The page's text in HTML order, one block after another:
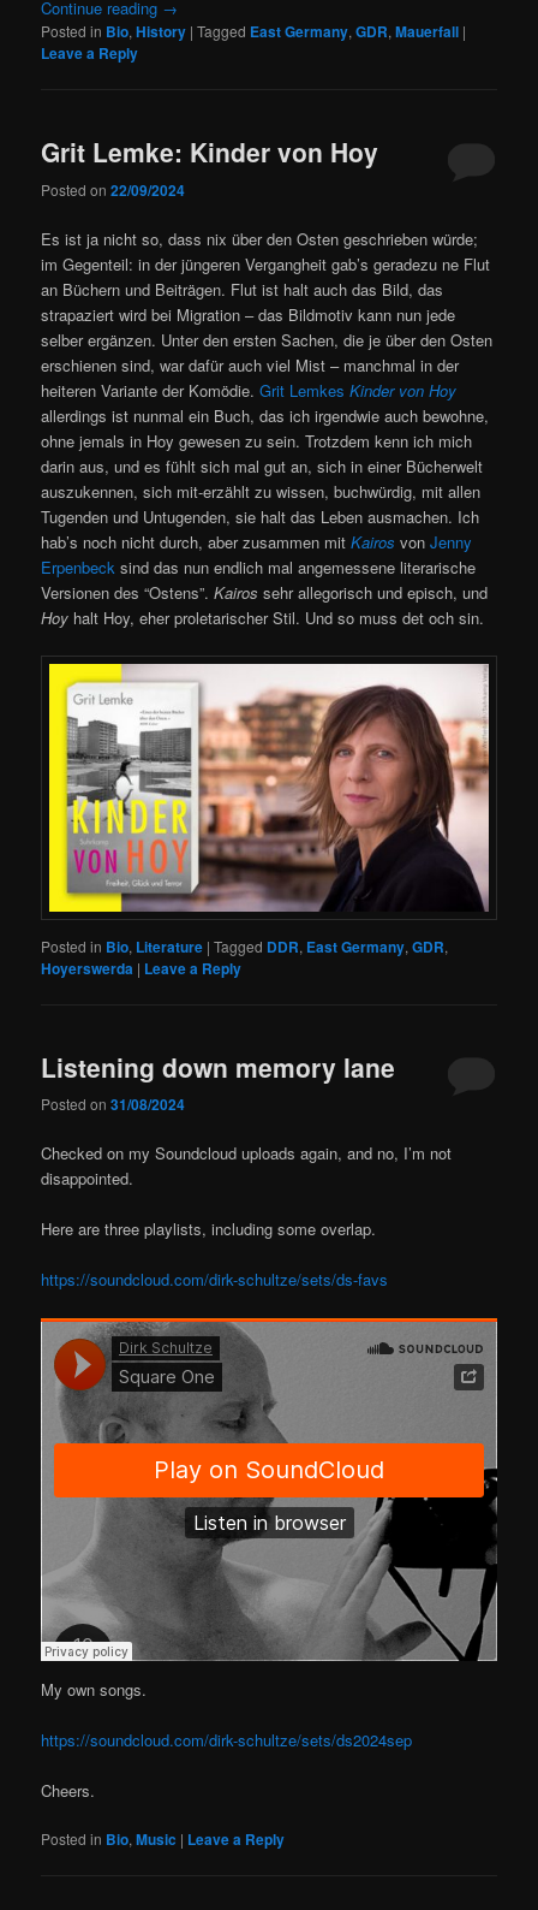
Continue reading →
Posted in Bio,History |Tagged East Germany,GDR,Mauerfall |
Leave a Reply
Grit Lemke: Kinder von Hoy
Posted on22/09/2024
Es ist ja nicht so, dass nix über den Osten geschrieben würde;
im Gegenteil: in der jüngeren Vergangheit gab’s geradezu ne Flut
an Büchern und Beiträgen. Flut ist halt auch das Bild, das
strapaziert wird bei Migration – das Bildmotiv kann nun jede
selber ergänzen. Unter den ersten Sachen, die je über den Osten
erschienen sind, war dafür auch viel Mist – manchmal in der
heiteren Variante der Komödie.Grit Lemkes Kinder von Hoy
allerdings ist nunmal ein Buch, das ich irgendwie auch bewohne,
ohne jemals in Hoy gewesen zu sein. Trotzdem kenn ich mich
darin aus, und es fühlt sich mal gut an, sich in einer Bücherwelt
auszukennen, sich mit-erzählt zu wissen, buchwürdig, mit allen
Tugenden und Untugenden, sie halt das Leben ausmachen. Ich
hab’s noch nicht durch, aber zusammen mitKairos vonJenny
Erpenbecksind das nun endlich mal angemessene literarische
Versionen des “Ostens”.Kairos sehr allegorisch und episch, und
Hoy halt Hoy, eher proletarischer Stil. Und so muss det och sin.
Posted in Bio, Literature |Tagged DDR, East Germany,GDR,
Hoyerswerda | Leave a Reply
Listening down memory lane
Posted on31/08/2024
Checked on my Soundcloud uploads again, and no, I’m not
disappointed.
Here are three playlists, including some overlap.
https://soundcloud.com/dirk-schultze/sets/ds-favs
My own songs.
https://soundcloud.com/dirk-schultze/sets/ds2024sep
Cheers.
Posted in Bio,Music | Leave a Reply